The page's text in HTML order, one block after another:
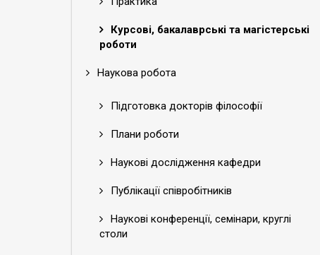
Курсові, бакалаврські та магістерські
роботи
Наукова робота
Підготовка докторів філософії
Плани роботи
Наукові дослідження кафедри
Публікації співробітників
Наукові конференції, семінари, круглі
столи